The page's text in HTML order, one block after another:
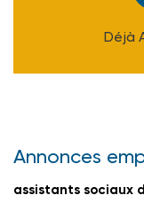
Déjà
Annonces
assistants sociaux